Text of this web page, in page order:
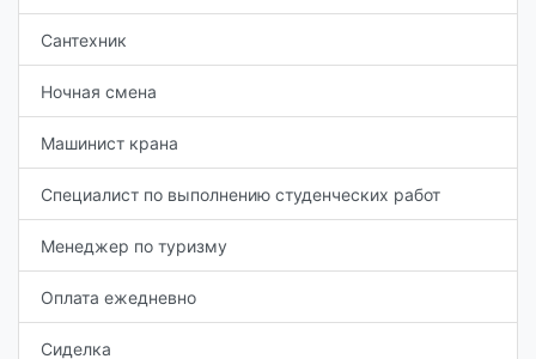
Сантехник
Ночная смена
Машинист крана
Специалист по выполнению студенческих работ
Менеджер по туризму
Оплата ежедневно
Сиделка